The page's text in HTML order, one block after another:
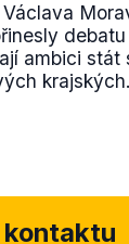
ambici stát